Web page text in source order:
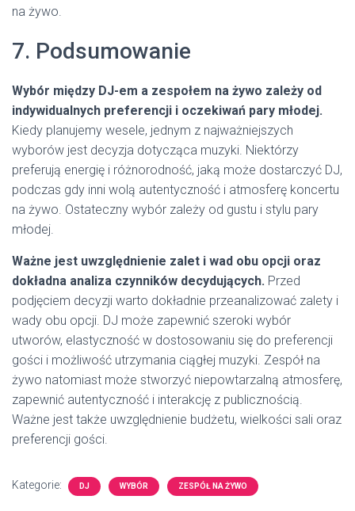
na żywo.
7. Podsumowanie
Wybór między DJ-em a zespołem na żywo zależy od
indywidualnych preferencji i oczekiwań pary młodej.
Kiedy planujemy wesele, jednym z najważniejszych
wyborów jest decyzja dotycząca muzyki. Niektórzy
preferują energię i różnorodność, jaką może dostarczyć DJ,
podczas gdy inni wolą autentyczność i atmosferę koncertu
na żywo. Ostateczny wybór zależy od gustu i stylu pary
młodej.
Ważne jest uwzględnienie zalet i wad obu opcji oraz
dokładna analiza czynników decydujących. Przed
podjęciem decyzji warto dokładnie przeanalizować zalety i
wady obu opcji. DJ może zapewnić szeroki wybór
utworów, elastyczność w dostosowaniu się do preferencji
gości i możliwość utrzymania ciągłej muzyki. Zespół na
żywo natomiast może stworzyć niepowtarzalną atmosferę,
zapewnić autentyczność i interakcję z publicznością.
Ważne jest także uwzględnienie budżetu, wielkości sali oraz
preferencji gości.
Kategorie: DJ WYBÓR ZESPÓŁ NA ŻYWO